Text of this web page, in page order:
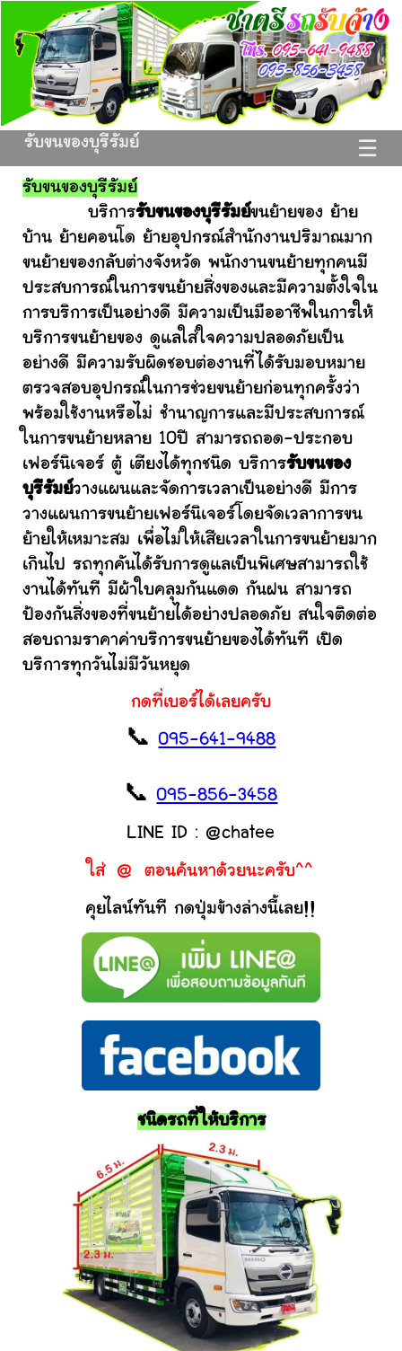
☰
รับขนของบุรีรัมย์
รับขนของบุรีรัมย์
บริการรับขนของบุรีรัมย์ขนย้ายของ ย้าย
บ้าน ย้ายคอนโด ย้ายอุปกรณ์สำนักงานปริมาณมาก
ขนย้ายของกลับต่างจังหวัด พนักงานขนย้ายทุกคนมี
ประสบการณ์ในการขนย้ายสิ่งของและมีความตั้งใจใน
การบริการเป็นอย่างดี มีความเป็นมืออาชีพในการให้
บริการขนย้ายของ ดูแลใส่ใจความปลอดภัยเป็น
อย่างดี มีความรับผิดชอบต่องานที่ได้รับมอบหมาย
ตรวจสอบอุปกรณ์ในการช่วยขนย้ายก่อนทุกครั้งว่า
พร้อมใช้งานหรือไม่ ชำนาญการและมีประสบการณ์
ในการขนย้ายหลาย 10ปี สามารถถอด-ประกอบ
เฟอร์นิเจอร์ ตู้ เตียงได้ทุกชนิด บริการรับขนของ
บุรีรัมย์วางแผนและจัดการเวลาเป็นอย่างดี มีการ
วางแผนการขนย้ายเฟอร์นิเจอร์โดยจัดเวลาการขน
ย้ายให้เหมาะสม เพื่อไม่ให้เสียเวลาในการขนย้ายมาก
เกินไป รถทุกคันได้รับการดูแลเป็นพิเศษสามารถใช้
งานได้ทันที มีผ้าใบคลุมกันแดด กันฝน สามารถ
ป้องกันสิ่งของที่ขนย้ายได้อย่างปลอดภัย สนใจติดต่อ
สอบถามราคาค่าบริการขนย้ายของได้ทันที เปิด
บริการทุกวันไม่มีวันหยุด
กดที่เบอร์ได้เลยครับ
📞095-641-9488
📞095-856-3458
LINE ID : @chatee
ใส่ @ ตอนค้นหาด้วยนะครับ^^
คุยไลน์ทันที กดปุ่มข้างล่างนี้เลย!!
ชนิดรถที่ให้บริการ